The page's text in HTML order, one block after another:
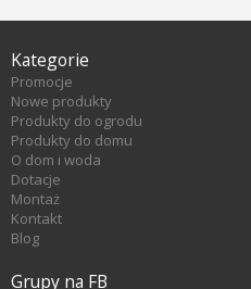
Kategorie
Promocje
Nowe produkty
Produkty do ogrodu
Produkty do domu
O dom i woda
Dotacje
Montaż
Kontakt
Blog
Grupy na FB